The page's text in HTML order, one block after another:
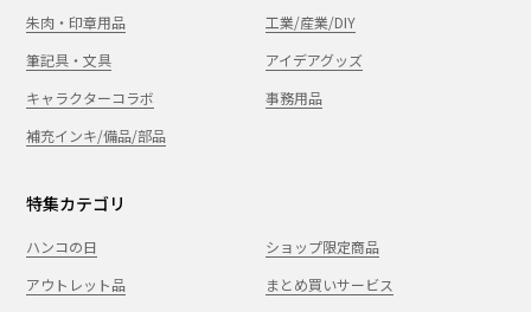
朱肉・印章用品
工業/産業/DIY
筆記具・文具
アイデアグッズ
キャラクターコラボ
事務用品
補充インキ/備品/部品
特集カテゴリ
ハンコの日
ショップ限定商品
アウトレット品
まとめ買いサービス